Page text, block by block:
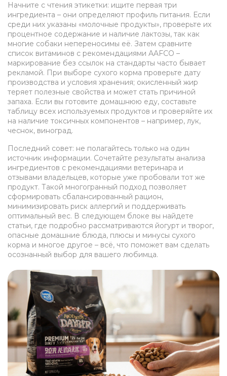
Начните с чтения этикетки: ищите первая три
ингредиента – они определяют профиль питания. Если
среди них указаны «молочные продукты», проверьте их
процентное содержание и наличие лактозы, так как
многие собаки непереносимы её. Затем сравните
список витаминов с рекомендациями AAFCO –
маркирование без ссылок на стандарты часто бывает
рекламой. При выборе сухого корма проверьте дату
производства и условия хранения; окисленный жир
теряет полезные свойства и может стать причиной
запаха. Если вы готовите домашнюю еду, составьте
таблицу всех используемых продуктов и проверяйте их
на наличие токсичных компонентов – например, лук,
чеснок, виноград.
Последний совет: не полагайтесь только на один
источник информации. Сочетайте результаты анализа
ингредиентов с рекомендациями ветеринара и
отзывами владельцев, которые уже пробовали тот же
продукт. Такой многогранный подход позволяет
сформировать сбалансированный рацион,
минимизировать риск аллергий и поддерживать
оптимальный вес. В следующем блоке вы найдете
статьи, где подробно рассматриваются йогурт и творог,
опасные домашние блюда, плюсы и минусы сухого
корма и многое другое – всё, что поможет вам сделать
осознанный выбор для вашего любимца.